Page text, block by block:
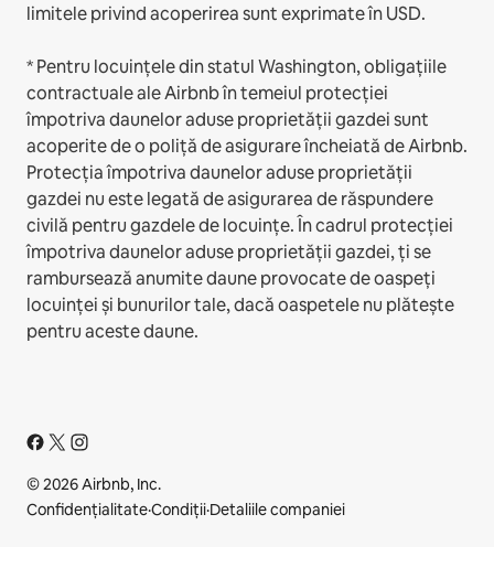
limitele privind acoperirea sunt exprimate în USD.
* Pentru locuințele din statul Washington, obligațiile
contractuale ale Airbnb în temeiul protecției
împotriva daunelor aduse proprietății gazdei sunt
acoperite de o poliță de asigurare încheiată de Airbnb.
Protecția împotriva daunelor aduse proprietății
gazdei nu este legată de asigurarea de răspundere
civilă pentru gazdele de locuințe. În cadrul protecției
împotriva daunelor aduse proprietății gazdei, ți se
rambursează anumite daune provocate de oaspeți
locuinței și bunurilor tale, dacă oaspetele nu plătește
pentru aceste daune.
© 2026 Airbnb, Inc.
Confidențialitate·Condiții·Detaliile companiei